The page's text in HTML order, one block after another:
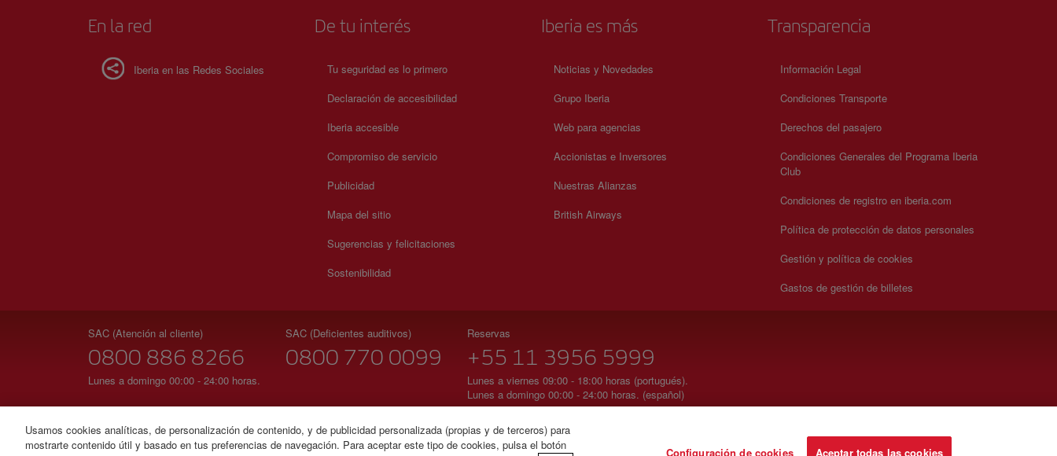
En la red
Iberia en las Redes Sociales
De tu interés
Tu seguridad es lo primero
Declaración de accesibilidad
Iberia accesible
Compromiso de servicio
Publicidad
Mapa del sitio
Sugerencias y felicitaciones
Sostenibilidad
Iberia es más
Noticias y Novedades
Grupo Iberia
Web para agencias
Accionistas e Inversores
Nuestras Alianzas
British Airways
Transparencia
Información Legal
Condiciones Transporte
Derechos del pasajero
Condiciones Generales del Programa Iberia
Club
Condiciones de registro en iberia.com
Política de protección de datos personales
Gestión y política de cookies
Gastos de gestión de billetes
SAC (Atención al cliente)
0800 886 8266
Lunes a domingo 00:00 - 24:00 horas.
SAC (Deficientes auditivos)
0800 770 0099
Reservas
+55 11 3956 5999
Lunes a viernes 09:00 - 18:00 horas (portugués).
Lunes a domingo 00:00 - 24:00 horas. (español)
Usamos cookies analíticas, de personalización de contenido, y de publicidad personalizada (propias y de terceros) para
mostrarte contenido útil y basado en tus preferencias de navegación. Para aceptar este tipo de cookies, pulsa el botón
Configuración de cookies Aceptar todas las cookies